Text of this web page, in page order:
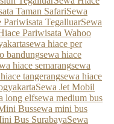
Taman SafariSewa
Pariwisata TegalluarSewa
Pariwisata Wahoo
sewa hiace per
bandungsewa hiace
hiace semarangsewa
tangerangsewa hiace
Sewa Jet Mobil
long elfsewa medium bus
Bussewa mini bus
Bus SurabayaSewa